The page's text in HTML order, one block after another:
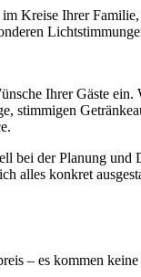
Kreise Ihrer
Ihrer Gäste
stimmigen
bei der Planung und
alles konkret
– es kommen